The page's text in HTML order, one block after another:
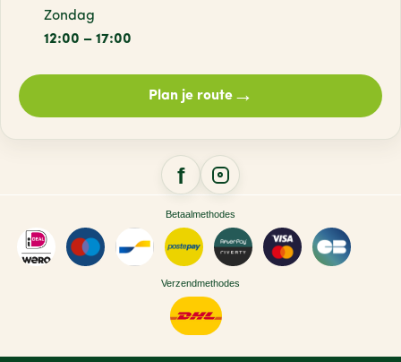
Zondag
12:00 – 17:00
Plan je route→
Betaalmethodes
Verzendmethodes